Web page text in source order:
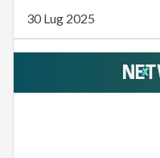
30 Lug 2025